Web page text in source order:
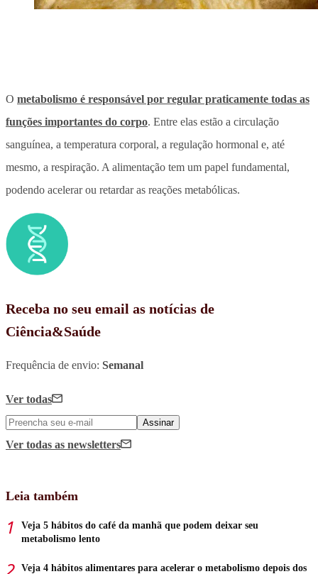
O metabolismo é responsável por regular praticamente todas as
funções importantes do corpo. Entre elas estão a circulação
sanguínea, a temperatura corporal, a regulação hormonal e, até
mesmo, a respiração. A alimentação tem um papel fundamental,
podendo acelerar ou retardar as reações metabólicas.
Receba no seu email as notícias de
Ciência&Saúde
Frequência de envio: Semanal
Ver todas
Assinar
Ver todas as newsletters
Leia também
Veja 5 hábitos do café da manhã que podem deixar seu
metabolismo lento
Veja 4 hábitos alimentares para acelerar o metabolismo depois dos